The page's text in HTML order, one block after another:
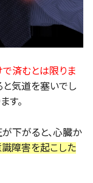
で済むとは限りま
気道を塞いでし
す。
下がると、心臓か
識障害を起こした